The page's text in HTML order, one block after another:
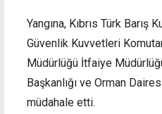
Yangına, Kıbrıs Türk Barış
Güvenlik Kuvvetleri
Müdürlüğü İtfaiye
Başkanlığı ve Orman
müdahale etti.